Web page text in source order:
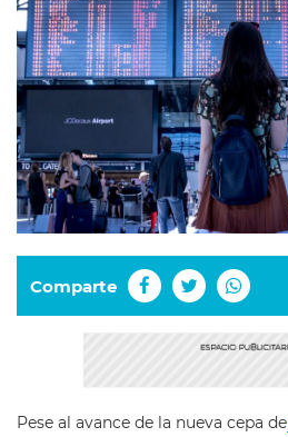
Comparte
Pese al avance de la nueva cepa de